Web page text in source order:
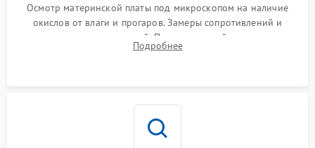
Осмотр материнской платы под микроскопом на наличие
окислов от влаги и прогаров. Замеры сопротивлений и
дежурных напряжений. Проверка цепей питания,
мультиконтроллера, процессора и видеочипа.
Подробнее